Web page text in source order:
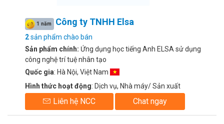
1 năm Công ty TNHH Elsa
2sản phẩm chào bán
Sản phẩm chính: Ứng dụng học tiếng Anh ELSA sử dụng
công nghệ trí tuệ nhân tạo
Quốc gia: Hà Nội, Việt Nam
Hình thức hoạt động: Dịch vụ, Nhà máy/ Sản xuất
Liên hệ NCC Chat ngay